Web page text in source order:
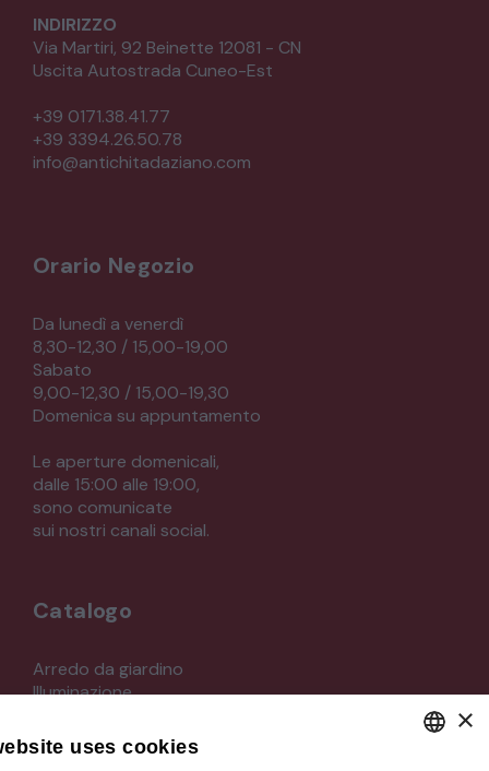
INDIRIZZO
Via Martiri, 92 Beinette 12081 - CN
Uscita Autostrada Cuneo-Est
+39 0171.38.41.77
+39 3394.26.50.78
info@antichitadaziano.com
Orario Negozio
Da lunedì a venerdì
8,30-12,30 / 15,00-19,00
Sabato
9,00-12,30 / 15,00-19,30
Domenica su appuntamento
Le aperture domenicali,
dalle 15:00 alle 19:00,
sono comunicate
sui nostri canali social.
Catalogo
Arredo da giardino
Illuminazione
Mobili
Oggettistica
×
uses cookies